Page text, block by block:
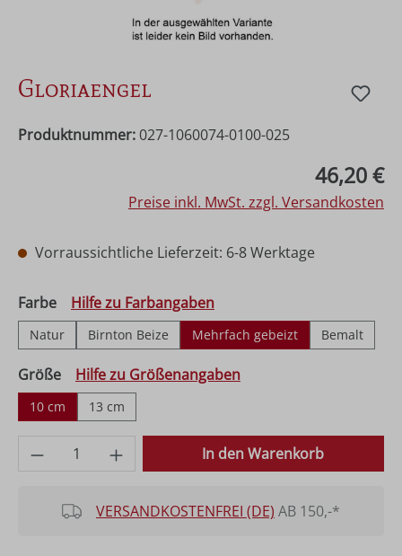
Gloriaengel
Produktnummer: 027-1060074-0100-025
46,20 €
Preise inkl. MwSt. zzgl. Versandkosten
Vorraussichtliche Lieferzeit: 6-8 Werktage
Farbeauswählen
Hilfe zu Farbangaben
Natur Birnton Beize Mehrfach gebeizt Bemalt
Größeauswählen
Hilfe zu Größenangaben
10 cm 13 cm
Produkt Anzahl: Gib den gewünschten
In den Warenkorb
VERSANDKOSTENFREI (DE) AB 150,-*